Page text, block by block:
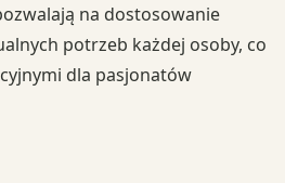
na dostosowanie
potrzeb każdej osoby, co
dla pasjonatów